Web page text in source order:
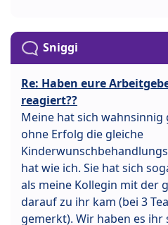
Sniggi
Re: Haben eure
reagiert??
Meine hat sich
ohne Erfolg die gleiche
hat wie ich. Sie hat sich
als meine Kollegin mit der
darauf zu ihr kam (bei 3
gemerkt). Wir haben es